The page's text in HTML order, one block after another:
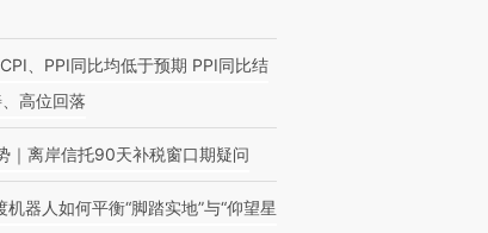
、PPI同比均低于预期 PPI同比结
高位回落
｜离岸信托90天补税窗口期疑问
机器人如何平衡“脚踏实地”与“仰望星